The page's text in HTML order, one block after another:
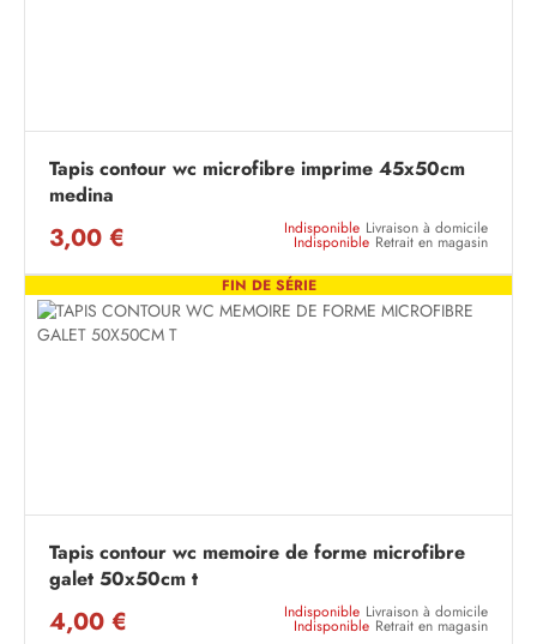
Tapis contour wc microfibre imprime 45x50cm
medina
3,00 € Indisponible Livraison à domicile
Indisponible Retrait en magasin
FIN DE SÉRIE
Tapis contour wc memoire de forme microfibre
galet 50x50cm t
4,00 € Indisponible Livraison à domicile
Indisponible Retrait en magasin